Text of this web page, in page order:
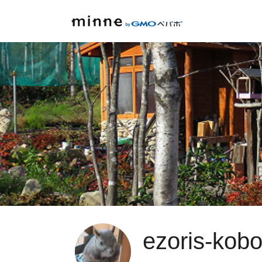
ezoris-kobo